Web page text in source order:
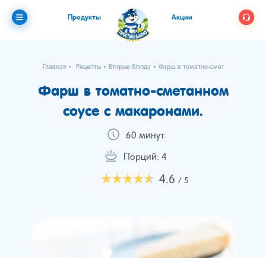
Продукты Акции
Главная Рецепты Вторые блюда Фарш в томатно-сметанном соусе
Фарш в томатно-сметанном
соусе с макаронами.
60 минут
Порций: 4
4.6 / 5